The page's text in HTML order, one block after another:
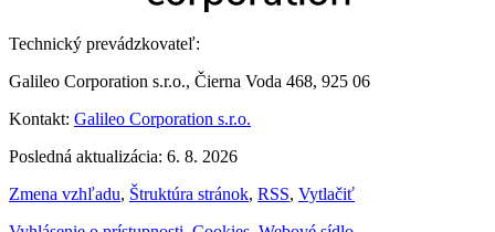
Technický prevádzkovateľ:
Galileo Corporation s.r.o., Čierna Voda 468, 925 06
Kontakt: Galileo Corporation s.r.o.
Posledná aktualizácia: 6. 8. 2026
Zmena vzhľadu, Štruktúra stránok, RSS, Vytlačiť